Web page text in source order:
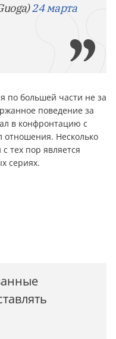
24 марта
по большей части не за
поведение за
в конфронтацию с
Несколько
тех пор является
сериях.